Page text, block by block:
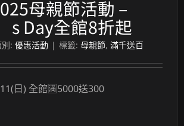
母親節活動 –
Day全館8折起
: 優惠活動 | 標籤: 母親節, 滿千送百
日) 全館🈵5000送300